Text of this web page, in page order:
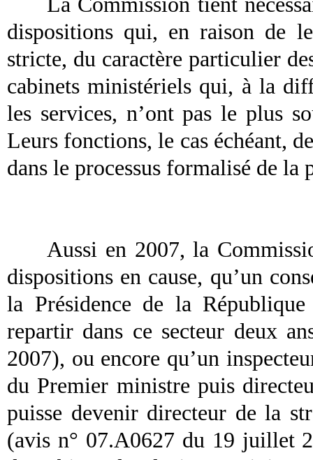
dispositions qui, en raison de
stricte, du caractère particulier
cabinets ministériels qui, à la
les services, n’ont pas le plus
Leurs fonctions, le cas échéant,
dans le processus formalisé de
Aussi en 2007, la
dispositions en cause, qu’un
la Présidence de la
repartir dans ce secteur deux
2007), ou encore qu’un
du Premier ministre puis
puisse devenir directeur de la
(avis n° 07.A0627 du 19 juillet